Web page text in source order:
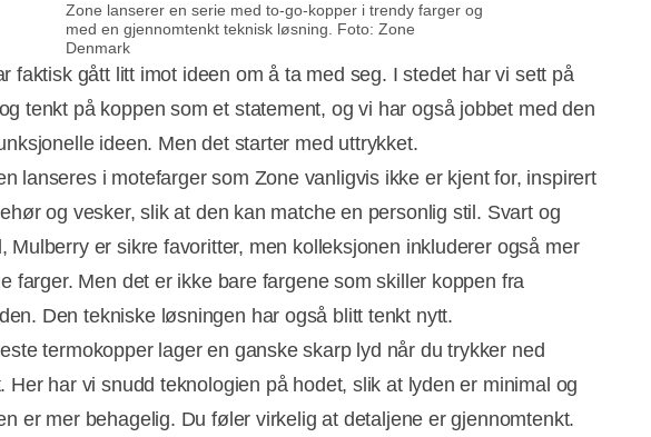
Zone lanserer en serie med to-go-kopper i trendy farger og
med en gjennomtenkt teknisk løsning. Foto: Zone
Denmark
faktisk gått litt imot ideen om å ta med seg. I stedet har vi sett på
tenkt på koppen som et statement, og vi har også jobbet med den
ideen. Men det starter med uttrykket.
lanseres i motefarger som Zone vanligvis ikke er kjent for, inspirert
og vesker, slik at den kan matche en personlig stil. Svart og
Mulberry er sikre favoritter, men kolleksjonen inkluderer også mer
farger. Men det er ikke bare fargene som skiller koppen fra
Den tekniske løsningen har også blitt tenkt nytt.
termokopper lager en ganske skarp lyd når du trykker ned
Her har vi snudd teknologien på hodet, slik at lyden er minimal og
er mer behagelig. Du føler virkelig at detaljene er gjennomtenkt.